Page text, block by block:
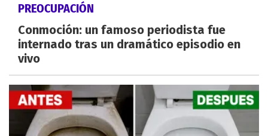
PREOCUPACIÓN
Conmoción: un famoso periodista fue
internado tras un dramático episodio en
vivo